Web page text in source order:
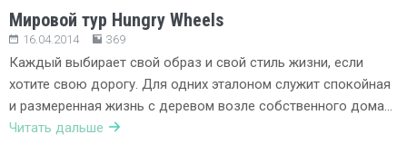
Мировой тур Hungry Wheels
16.04.2014 369
Каждый выбирает свой образ и свой стиль жизни, если
хотите свою дорогу. Для одних эталоном служит спокойная
и размеренная жизнь с деревом возле собственного дома…
Читать дальше